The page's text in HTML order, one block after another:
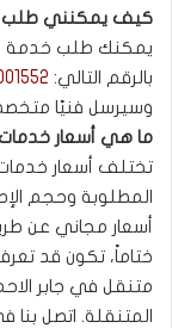
كيف يمكنني طلب
يمكنك طلب خدمة
بالرقم التالي:
وسيرسل فنيًا
ما هي أسعار خدمات
تختلف أسعار
المطلوبة وحجم
أسعار مجاني عن
ختاماً، تكون قد
متنقل في جابر
المتنقلة. اتصل